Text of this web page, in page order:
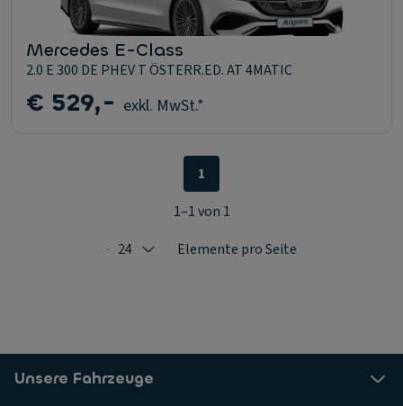
Mercedes E-Class
2.0 E 300 DE PHEV T ÖSTERR.ED. AT 4MATIC
€ 529,- exkl. MwSt.*
Selected: 24
24 Elemente pro Seite
1
1–1 von 1
Unsere Fahrzeuge